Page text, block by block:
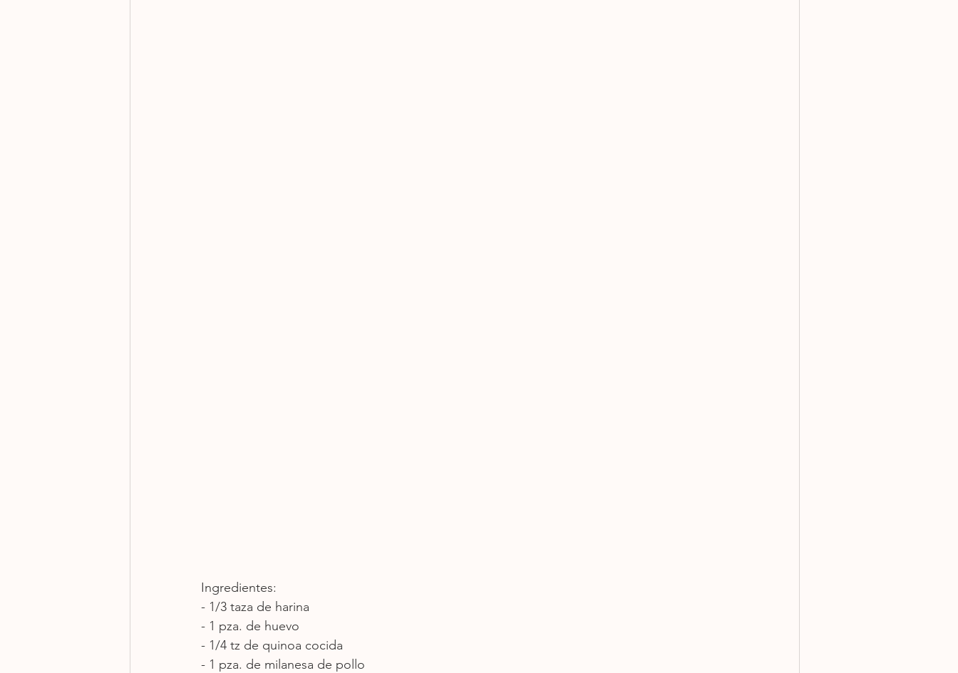
Ingredientes:
- 1/3 taza de harina
- 1 pza. de huevo
- 1/4 tz de quinoa cocida
- 1 pza. de milanesa de pollo